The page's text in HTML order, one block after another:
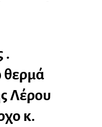
.
θερμά
Λέρου
κ.